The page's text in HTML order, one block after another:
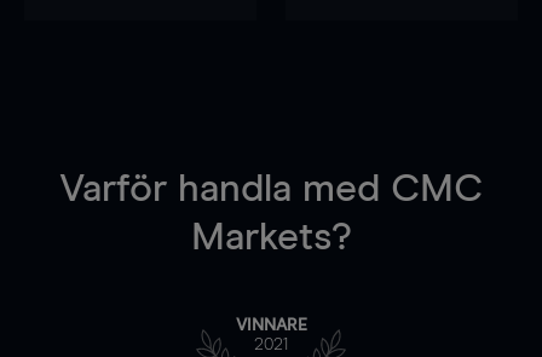
Varför handla med CMC
Markets?
VINNARE
2021